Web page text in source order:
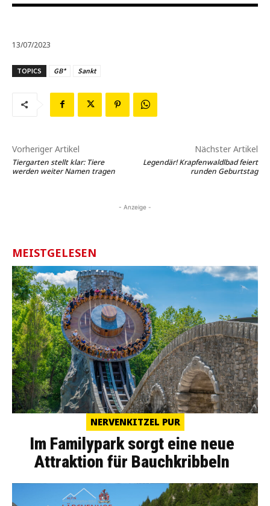
13/07/2023
TOPICS GB* Sankt
Vorheriger Artikel
Tiergarten stellt klar: Tiere
werden weiter Namen tragen
Nächster Artikel
Legendär! Krapfenwaldlbad feiert
runden Geburtstag
- Anzeige -
MEISTGELESEN
NERVENKITZEL PUR
Im Familypark sorgt eine neue
Attraktion für Bauchkribbeln